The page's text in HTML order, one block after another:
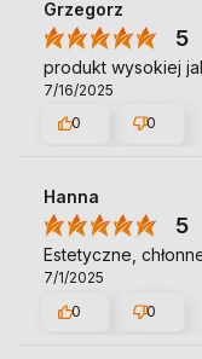
Grzegorz
5
produkt wysokiej
7/16/2025
0
0
Hanna
5
Estetyczne,
7/1/2025
0
0